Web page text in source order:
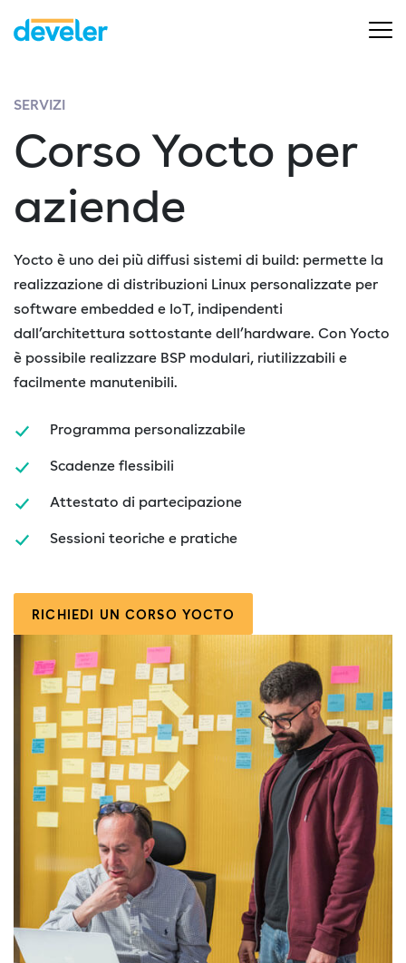
SERVIZI
Corso Yocto per
aziende
Yocto è uno dei più diffusi sistemi di build: permette la
realizzazione di distribuzioni Linux personalizzate per
software embedded e IoT, indipendenti
dall’architettura sottostante dell’hardware. Con Yocto
è possibile realizzare BSP modulari, riutilizzabili e
facilmente manutenibili.
Programma personalizzabile
Scadenze flessibili
Attestato di partecipazione
Sessioni teoriche e pratiche
RICHIEDI UN CORSO YOCTO